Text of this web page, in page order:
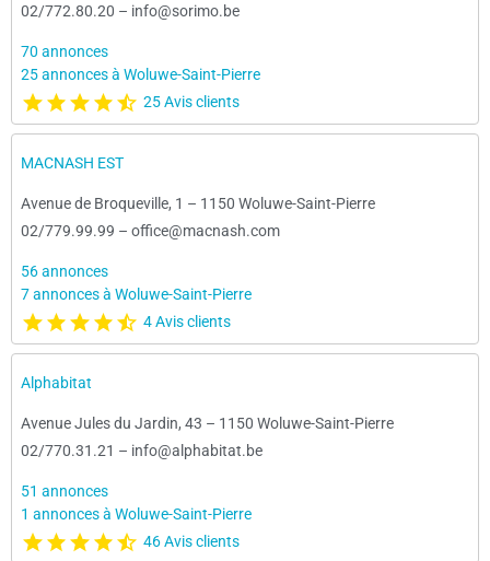
02/772.80.20 – info@sorimo.be
70 annonces
25 annonces à Woluwe-Saint-Pierre
25 Avis clients
MACNASH EST
Avenue de Broqueville, 1 – 1150 Woluwe-Saint-Pierre
02/779.99.99 – office@macnash.com
56 annonces
7 annonces à Woluwe-Saint-Pierre
4 Avis clients
Alphabitat
Avenue Jules du Jardin, 43 – 1150 Woluwe-Saint-Pierre
02/770.31.21 – info@alphabitat.be
51 annonces
1 annonces à Woluwe-Saint-Pierre
46 Avis clients